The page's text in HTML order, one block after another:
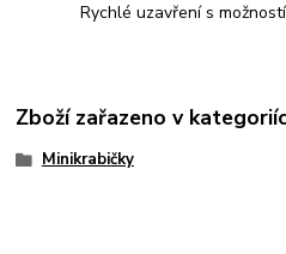
Rychlé uzavření s
Zboží zařazeno v
Minikrabičky